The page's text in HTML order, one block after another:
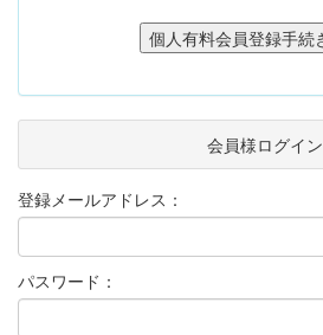
会員様ログイン
登録メールアドレス：
パスワード：